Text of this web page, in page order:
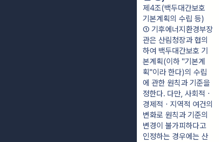
제4조(백두대간보호
기본계획의 수립 등)
① 기후에너지환경부장
관은 산림청장과 협의
하여 백두대간보호 기
본계획(이하 "기본계
획"이라 한다)의 수립
에 관한 원칙과 기준을
정한다. 다만, 사회적ㆍ
경제적ㆍ지역적 여건의
변화로 원칙과 기준의
변경이 불가피하다고
인정하는 경우에는 산